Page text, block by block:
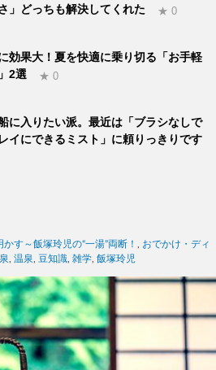
」どっちも解決してくれた
★ 0
効果大！夏を快適に乗り切る「お手軽
2選
★ 0
に入りたい派。最近は「ブラシなしで
イにできるミスト」に頼りっきりです
す～飯塚玲児の“一湯”両断！
おでかけ・ディ
温泉 豆知識 雑学 飯塚玲児